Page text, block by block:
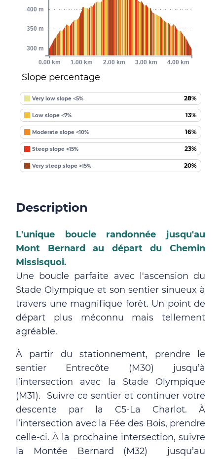
Slope percentage
Very low slope <5% 28%
Low slope <7% 13%
Moderate slope <10% 16%
Steep slope <15% 23%
Very steep slope >15% 20%
0.00 km 1.00 km 2.00 km 3.00 km 4.00 km
300 m
350 m
400 m
Description
L'unique boucle randonnée jusqu'au
Mont Bernard au départ du Chemin
Missisquoi.
Une boucle parfaite avec l'ascension du
Stade Olympique et son sentier sinueux à
travers une magnifique forêt. Un point de
départ plus méconnu mais tellement
agréable.
À partir du stationnement, prendre le
sentier Entrecôte (M30) jusqu’à
l’intersection avec la Stade Olympique
(M31). Suivre ce sentier et continuer votre
descente par la C5-La Charlot. À
l’intersection avec la Fée des Bois, prendre
celle-ci. À la prochaine intersection, suivre
la Montée Bernard (M32) jusqu’au